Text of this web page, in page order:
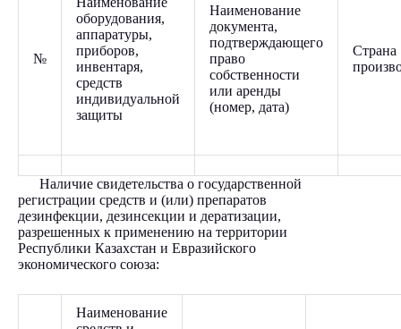
№
оборудования,
аппаратуры,
приборов,
инвентаря,
средств
индивидуальной
защиты
Наименование
документа,
подтверждающего
право
собственности
или аренды
(номер, дата)
Страна
Наличие свидетельства о государственной
регистрации средств и (или) препаратов
дезинфекции, дезинсекции и дератизации,
разрешенных к применению на территории
Республики Казахстан и Евразийского
экономического союза:
Наименование